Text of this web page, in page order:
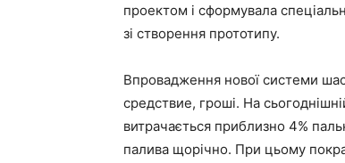
проектом і сформувала
зі створення прототипу.
Впровадження нової системи
средствие, гроші. На
витрачається приблизно 4%
палива щорічно. При цьому